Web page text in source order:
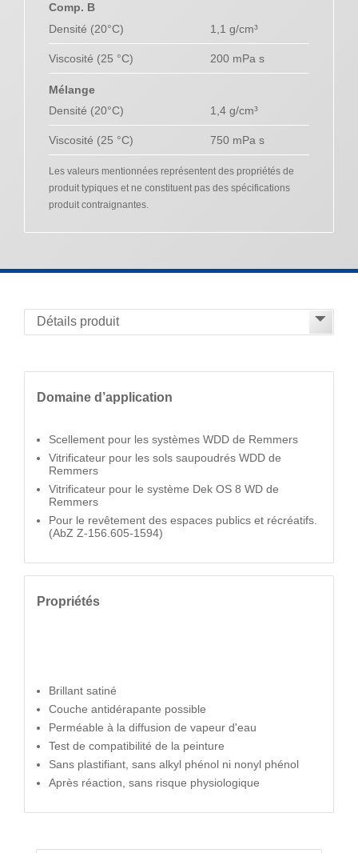
Comp. B
Densité (20°C)
1,1 g/cm³
Viscosité (25 °C) 200 mPa s
Mélange
Densité (20°C)
1,4 g/cm³
Viscosité (25 °C) 750 mPa s
Les valeurs mentionnées représentent des propriétés de
produit typiques et ne constituent pas des spécifications
produit contraignantes.
Domaine d’application
Scellement pour les systèmes WDD de Remmers
Vitrificateur pour les sols saupoudrés WDD de
Remmers
Vitrificateur pour le système Dek OS 8 WD de
Remmers
Pour le revêtement des espaces publics et récréatifs.
(AbZ Z-156.605-1594)
Propriétés
Brillant satiné
Couche antidérapante possible
Perméable à la diffusion de vapeur d'eau
Test de compatibilité de la peinture
Sans plastifiant, sans alkyl phénol ni nonyl phénol
Après réaction, sans risque physiologique